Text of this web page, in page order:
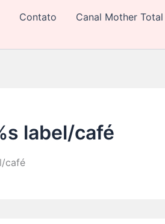
Contato
Canal Mother Total
label/café
café